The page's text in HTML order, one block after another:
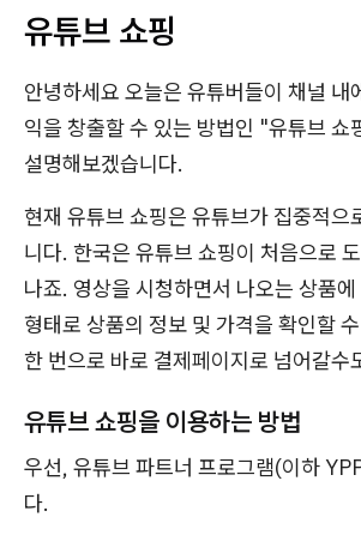
유튜브 쇼핑
안녕하세요 오늘은 유튜버들이 채널 내
익을 창출할 수 있는 방법인 "유튜브 쇼
설명해보겠습니다.
현재 유튜브 쇼핑은 유튜브가 집중적으
니다. 한국은 유튜브 쇼핑이 처음으로
나죠. 영상을 시청하면서 나오는 상품
형태로 상품의 정보 및 가격을 확인할
한 번으로 바로 결제페이지로 넘어갈수
유튜브 쇼핑을 이용하는 방법
우선, 유튜브 파트너 프로그램(이하
다.